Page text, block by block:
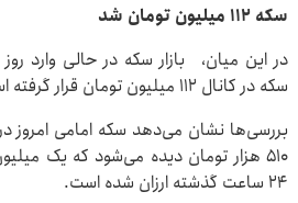
‌سکه ۱۱۲ میلیون تومان شد
سکه در کانال ۱۱۲ میلیون تومان قرار گرفته است.
۲۴ ساعت گذشته ارزان شده است.